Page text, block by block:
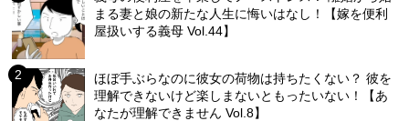
まる妻と娘の新たな人生に悔いはなし！【嫁を便利
屋扱いする義母 Vol.44】
ほぼ手ぶらなのに彼女の荷物は持ちたくない？ 彼を
理解できないけど楽しまないともったいない！【あ
なたが理解できません Vol.8】